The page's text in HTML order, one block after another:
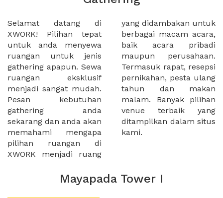
Selamat datang di
XWORK! Pilihan tepat
untuk anda menyewa
ruangan untuk jenis
gathering apapun. Sewa
ruangan eksklusif
menjadi sangat mudah.
Pesan kebutuhan
gathering anda
sekarang dan anda akan
memahami mengapa
pilihan ruangan di
XWORK menjadi ruang
yang didambakan untuk
berbagai macam acara,
baik acara pribadi
maupun perusahaan.
Termasuk rapat, resepsi
pernikahan, pesta ulang
tahun dan makan
malam. Banyak pilihan
venue terbaik yang
ditampilkan dalam situs
kami.
Mayapada Tower I